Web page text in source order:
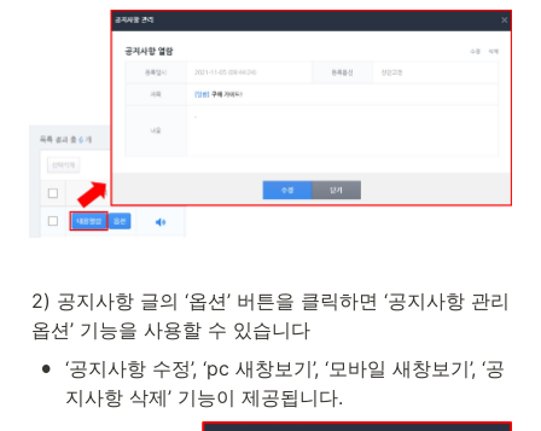
2) 공지사항 글의 ‘옵션’ 버튼을 클릭하면 ‘공지사항 관리
옵션’ 기능을 사용할 수 있습니다
• ‘공지사항 수정’, ‘pc 새창보기’, ‘모바일 새창보기’, ‘공
지사항 삭제’ 기능이 제공됩니다.